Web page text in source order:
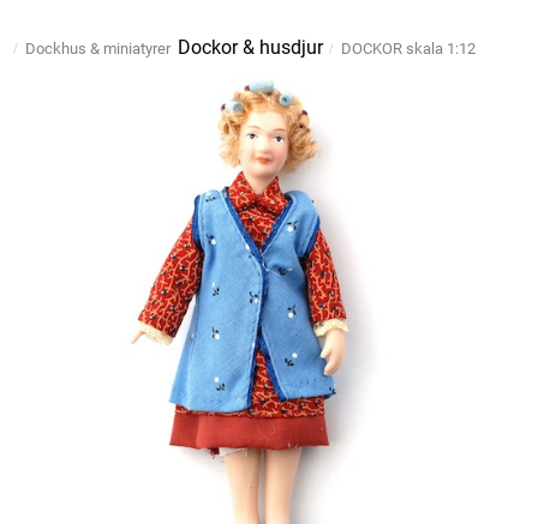
Dockhus & miniatyrer Dockor & husdjur DOCKOR skala 1:12